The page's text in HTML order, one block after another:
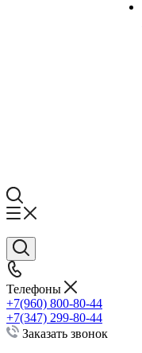
Телефоны
+7(960) 800-80-44
+7(347) 299-80-44
Заказать звонок